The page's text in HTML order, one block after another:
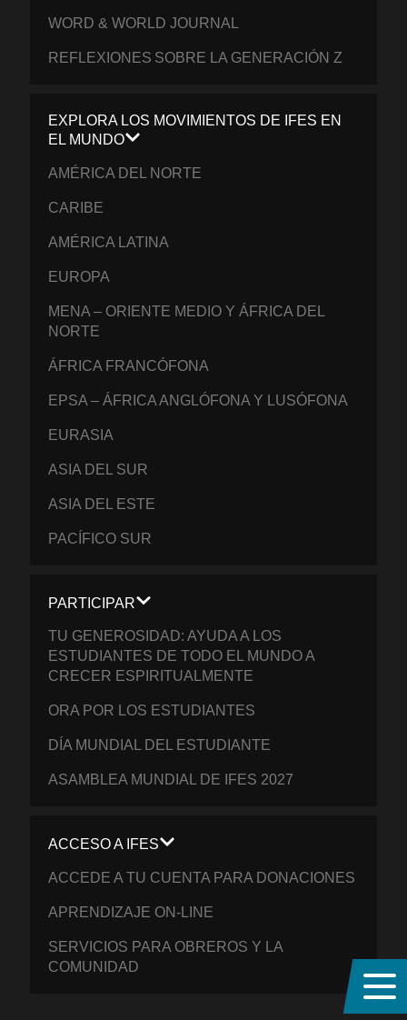
WORD & WORLD JOURNAL
REFLEXIONES SOBRE LA GENERACIÓN Z
EXPLORA LOS MOVIMIENTOS DE IFES EN
EL MUNDO
AMÉRICA DEL NORTE
CARIBE
AMÉRICA LATINA
EUROPA
MENA – ORIENTE MEDIO Y ÁFRICA DEL
NORTE
ÁFRICA FRANCÓFONA
EPSA – ÁFRICA ANGLÓFONA Y LUSÓFONA
EURASIA
ASIA DEL SUR
ASIA DEL ESTE
PACÍFICO SUR
PARTICIPAR
TU GENEROSIDAD: AYUDA A LOS
ESTUDIANTES DE TODO EL MUNDO A
CRECER ESPIRITUALMENTE
ORA POR LOS ESTUDIANTES
DÍA MUNDIAL DEL ESTUDIANTE
ASAMBLEA MUNDIAL DE IFES 2027
ACCESO A IFES
ACCEDE A TU CUENTA PARA DONACIONES
APRENDIZAJE ON-LINE
SERVICIOS PARA OBREROS Y LA
COMUNIDAD